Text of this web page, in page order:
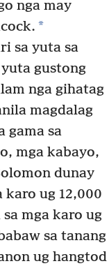
nga may
*
sa yuta sa
gustong
nga gihatag
magdalag
gama sa
mga kabayo,
dunay
karo ug 12,000
mga karo ug
sa tanang
ug hangtod